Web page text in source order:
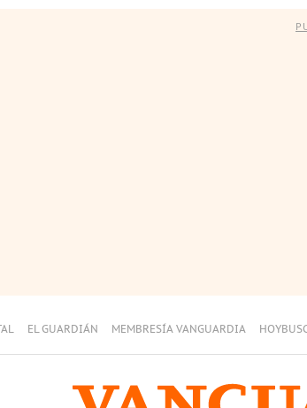
EL GUARDIÁN MEMBRESÍA VANGUARDIA